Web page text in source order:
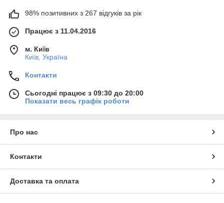
98% позитивних з 267 відгуків за рік
Працює з 11.04.2016
м. Київ
Київ, Україна
Контакти
Сьогодні працює з 09:30 до 20:00
Показати весь графік роботи
Про нас
Контакти
Доставка та оплата